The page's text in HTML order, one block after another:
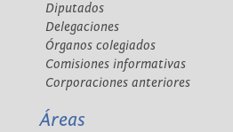
Diputados
Delegaciones
Órganos colegiados
Comisiones informativas
Corporaciones anteriores
Áreas